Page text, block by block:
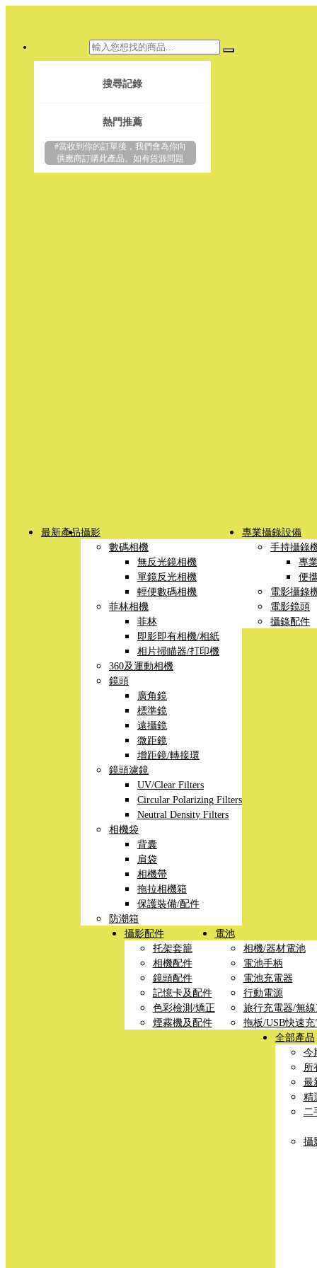
搜尋記錄
熱門推薦
#當收到你的訂單後，我們會為你向
供應商訂購此產品。如有貨源問題
最新產品攝影
數碼相機
無反光鏡相機
單鏡反光相機
輕便數碼相機
菲林相機
菲林
即影即有相機/相紙
相片掃瞄器/打印機
360及運動相機
鏡頭
廣角鏡
標準鏡
遠攝鏡
微距鏡
增距鏡/轉接環
鏡頭濾鏡
UV/Clear Filters
Circular Polarizing Filters
Neutral Density Filters
相機袋
背囊
肩袋
相機帶
拖拉相機箱
保護裝備/配件
防潮箱
專業攝錄設備
手持攝錄
專
便
電影攝錄
電影鏡頭
攝錄配件
攝影配件
托架套籠
相機配件
鏡頭配件
記憶卡及配件
色彩檢測/矯正
煙霧機及配件
電池
相機/器材電池
電池手柄
電池充電器
行動電源
旅行充電器/無
拖板/USB快速充
全部產品
今
所
最
精
二
攝